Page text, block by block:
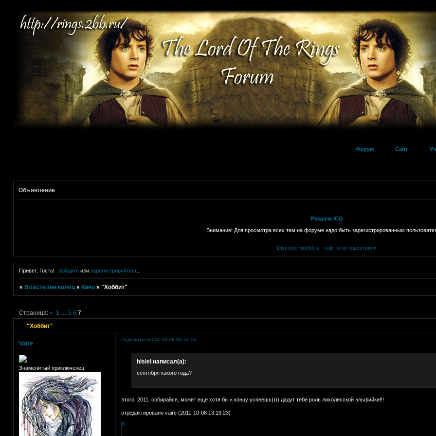
Форум Сайт
Объявление
Раздача ICQ
Внимание! Для просмотра всех тем на форуме надо быть зарегистрированным
Discover-world.ru - сайт о путешествиях
Привет, Гость! Войдите илизарегистрируйтесь
» Властелин колец » Кино » "Хоббит"
"Хоббит"
Страница: « 1 … 5 6 7
Поделиться2011-10-08 06:51:50
Vaire
Знаменитый приключенец
hisiel написал(а):
сентября какого года?
этого, 2011, собирайся, может еще хотя бы к концу успеешь)))) дадут тебе роль лихолесской эльфийки!!!
отредактировано vaire (2011-10-08 13:19:23)
0